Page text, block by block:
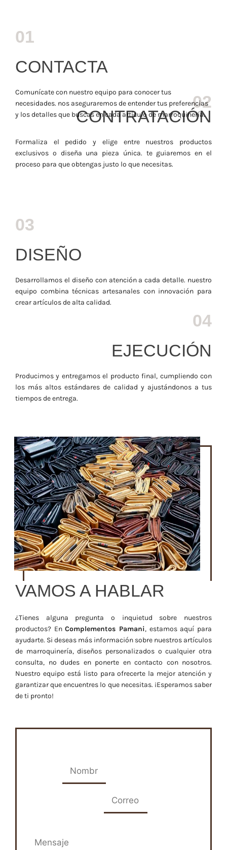
01
CONTACTA
Comunícate con nuestro equipo para conocer tus
necesidades. nos aseguraremos de entender tus preferencias
y los detalles que buscas en cada artículo de marroquinería.
02
CONTRATACIÓN
Formaliza el pedido y elige entre nuestros productos
exclusivos o diseña una pieza única. te guiaremos en el
proceso para que obtengas justo lo que necesitas.
03
DISEÑO
Desarrollamos el diseño con atención a cada detalle. nuestro
equipo combina técnicas artesanales con innovación para
crear artículos de alta calidad.
04
EJECUCIÓN
Producimos y entregamos el producto final, cumpliendo con
los más altos estándares de calidad y ajustándonos a tus
tiempos de entrega.
VAMOS A HABLAR
¿Tienes alguna pregunta o inquietud sobre nuestros
productos? EnComplementos Pamani, estamos aquí para
ayudarte. Si deseas más información sobre nuestros artículos
de marroquinería, diseños personalizados o cualquier otra
consulta, no dudes en ponerte en contacto con nosotros.
Nuestro equipo está listo para ofrecerte la mejor atención y
garantizar que encuentres lo que necesitas. ¡Esperamos saber
de ti pronto!